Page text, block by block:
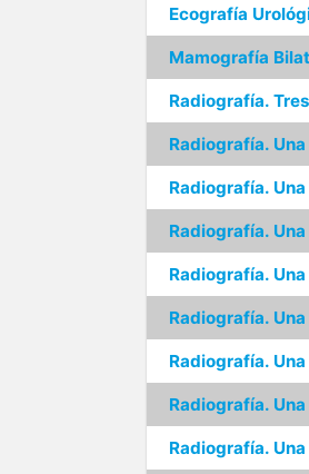
Ecografía
Mamografía
Radiografía.
Radiografía.
Radiografía.
Radiografía.
Radiografía.
Radiografía.
Radiografía.
Radiografía.
Radiografía.